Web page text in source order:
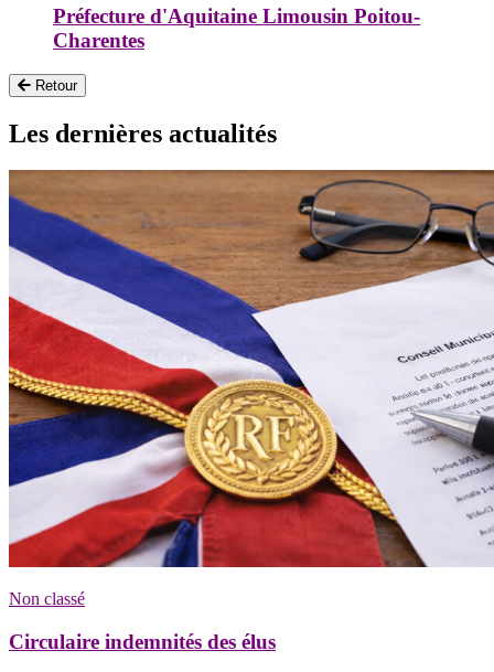
Préfecture d'Aquitaine Limousin Poitou-
Charentes
Retour
Les dernières actualités
Non classé
Circulaire indemnités des élus